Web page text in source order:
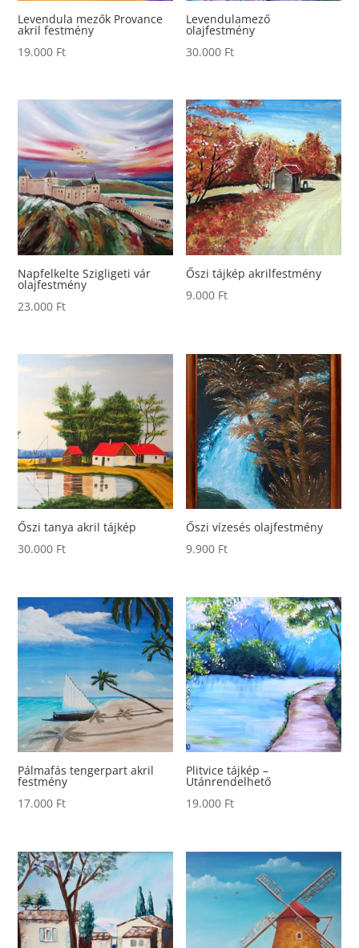
Levendula mezők Provance
akril festmény
19.000 Ft
Levendulamező
olajfestmény
30.000 Ft
Napfelkelte Szigligeti vár
olajfestmény
23.000 Ft
Őszi tájkép akrilfestmény
9.000 Ft
Őszi tanya akril tájkép
30.000 Ft
Őszi vízesés olajfestmény
9.900 Ft
Pálmafás tengerpart akril
festmény
17.000 Ft
Plitvice tájkép –
Utánrendelhető
19.000 Ft